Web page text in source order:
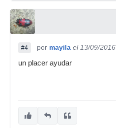
#4 por mayila el 13/09/2016
un placer ayudar